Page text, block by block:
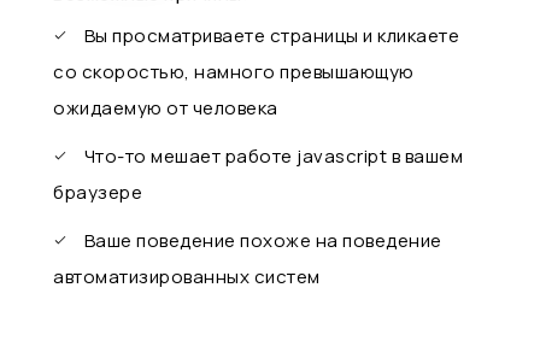
Вы просматриваете страницы и кликаете
со скоростью, намного превышающую
ожидаемую от человека
Что-то мешает работе javascript в вашем
браузере
Ваше поведение похоже на поведение
автоматизированных систем